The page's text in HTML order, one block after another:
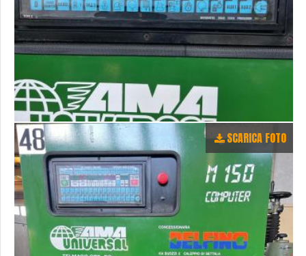
SCARICA FOTO